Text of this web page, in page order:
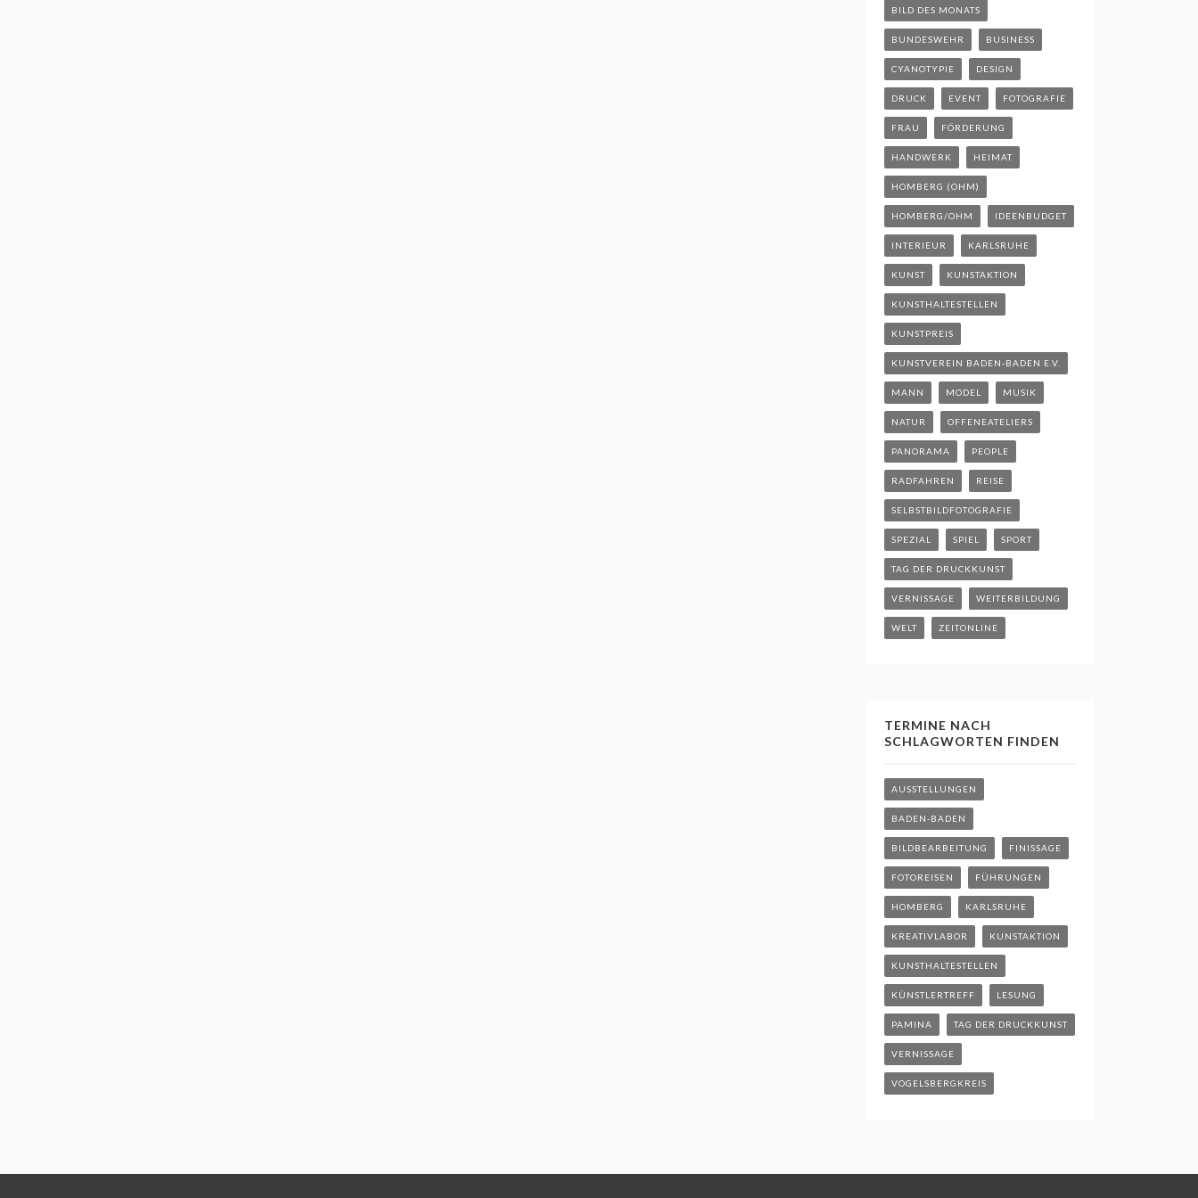
BILD DES MONATS
BUNDESWEHR BUSINESS
CYANOTYPIE DESIGN
DRUCK EVENT FOTOGRAFIE
FRAU FÖRDERUNG
HANDWERK HEIMAT
HOMBERG (OHM)
HOMBERG/OHM IDEENBUDGET
INTERIEUR KARLSRUHE
KUNST KUNSTAKTION
KUNSTHALTESTELLEN
KUNSTPREIS
KUNSTVEREIN BADEN-BADEN E.V.
MANN MODEL MUSIK
NATUR OFFENEATELIERS
PANORAMA PEOPLE
RADFAHREN REISE
SELBSTBILDFOTOGRAFIE
SPEZIAL SPIEL SPORT
TAG DER DRUCKKUNST
VERNISSAGE WEITERBILDUNG
WELT ZEITONLINE
TERMINE NACH
SCHLAGWORTEN FINDEN
AUSSTELLUNGEN
BADEN-BADEN
BILDBEARBEITUNG FINISSAGE
FOTOREISEN FÜHRUNGEN
HOMBERG KARLSRUHE
KREATIVLABOR KUNSTAKTION
KUNSTHALTESTELLEN
KÜNSTLERTREFF LESUNG
PAMINA TAG DER DRUCKKUNST
VERNISSAGE
VOGELSBERGKREIS